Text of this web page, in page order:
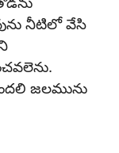
నీటిలో వేసి
జలమును